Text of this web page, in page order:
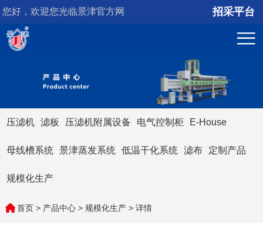
您好，欢迎您光临景津官方网
站！
招采平台
压滤机 滤板 压滤机附属设备 电气控制柜 E-House
母线槽系统 景津蒸发系统 低温干化系统 滤布 定制产品
规模化生产
首页> 产品中心> 规模化生产> 详情